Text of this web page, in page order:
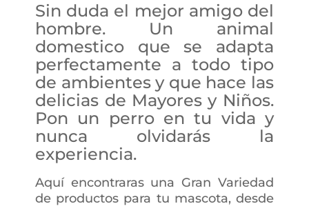
Sin duda el mejor amigo del
hombre. Un animal
domestico que se adapta
perfectamente a todo tipo
de ambientes y que hace las
delicias de Mayores y Niños.
Pon un perro en tu vida y
nunca olvidarás la
experiencia.
Aquí encontraras una Gran Variedad
de productos para tu mascota, desde